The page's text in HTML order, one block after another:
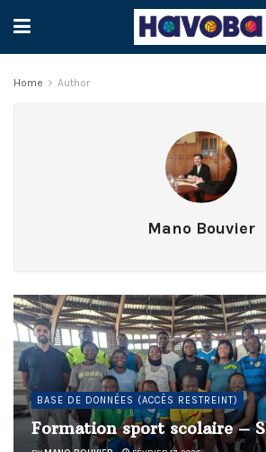
Home Author
Mano Bouvier
BASE DE DONNÉES (ACCÈS RESTREINT)
Formation sport scolaire –